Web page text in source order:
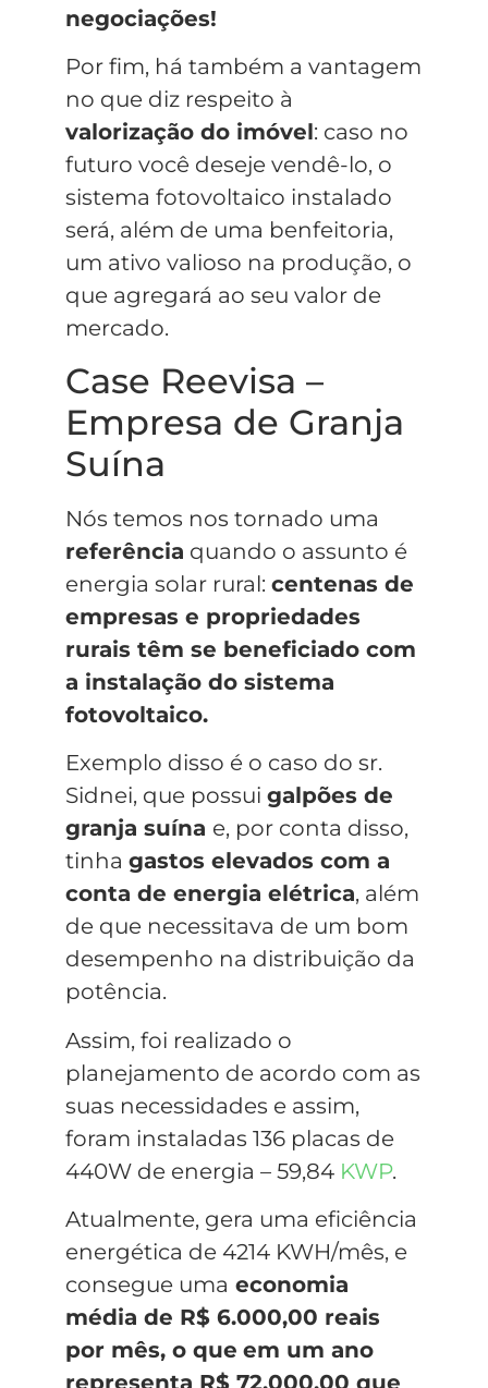
negociações!
Por fim, há também a vantagem
no que diz respeito à
valorização do imóvel: caso no
futuro você deseje vendê-lo, o
sistema fotovoltaico instalado
será, além de uma benfeitoria,
um ativo valioso na produção, o
que agregará ao seu valor de
mercado.
Case Reevisa –
Empresa de Granja
Suína
Nós temos nos tornado uma
referência quando o assunto é
energia solar rural: centenas de
empresas e propriedades
rurais têm se beneficiado com
a instalação do sistema
fotovoltaico.
Exemplo disso é o caso do sr.
Sidnei, que possui galpões de
granja suína e, por conta disso,
tinha gastos elevados com a
conta de energia elétrica, além
de que necessitava de um bom
desempenho na distribuição da
potência.
Assim, foi realizado o
planejamento de acordo com as
suas necessidades e assim,
foram instaladas 136 placas de
440W de energia – 59,84 KWP.
Atualmente, gera uma eficiência
energética de 4214 KWH/mês, e
consegue uma economia
média de R$ 6.000,00 reais
por mês, o que em um ano
representa R$ 72.000,00 que